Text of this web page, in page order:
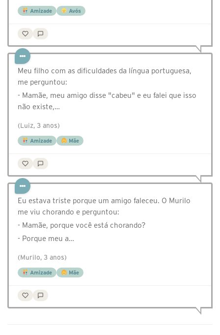
Amizade Avós
Meu filho com as dificuldades da língua portuguesa,
me perguntou:
- Mamãe, meu amigo disse "cabeu" e eu falei que isso
não existe,…
(Luiz, 3 anos)
Amizade Mãe
Eu estava triste porque um amigo faleceu. O Murilo
me viu chorando e perguntou:
- Mamãe, porque você está chorando?
- Porque meu a…
(Murilo, 3 anos)
Amizade Mãe